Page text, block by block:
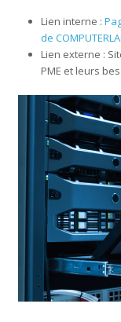
Lien interne :
de
Lien externe :
PME et leurs